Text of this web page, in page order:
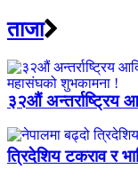
ताजा
३२औं अन्तर्राष्ट्रिय
त्रिदेशिय टकराव र